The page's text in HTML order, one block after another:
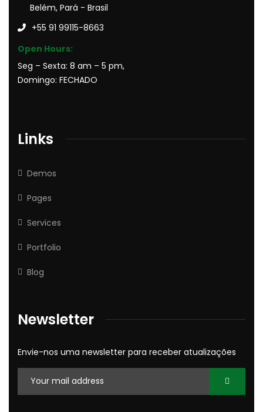
Belém, Pará - Brasil
+55 91 99115-8663
Open Hours:
Seg – Sexta: 8 am – 5 pm,
Domingo: FECHADO
Links
Demos
Pages
Services
Portfolio
Blog
Newsletter
Envie-nos uma newsletter para receber atualizações